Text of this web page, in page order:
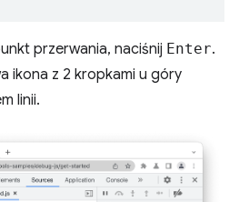
przerwania, naciśnij Enter.
ikona z 2 kropkami u góry
linii.